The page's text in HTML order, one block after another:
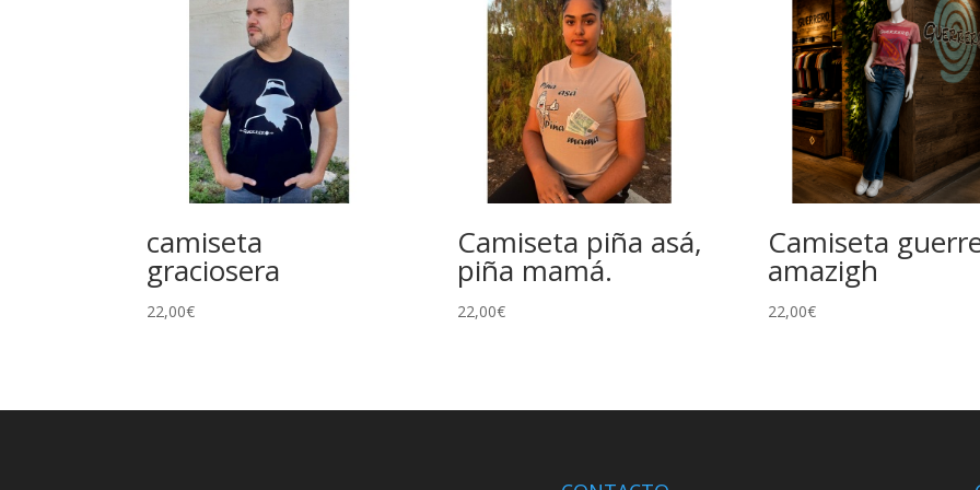
camiseta
graciosera
22,00€
Camiseta piña asá,
piña mamá.
22,00€
Camiseta
amazigh
22,00€